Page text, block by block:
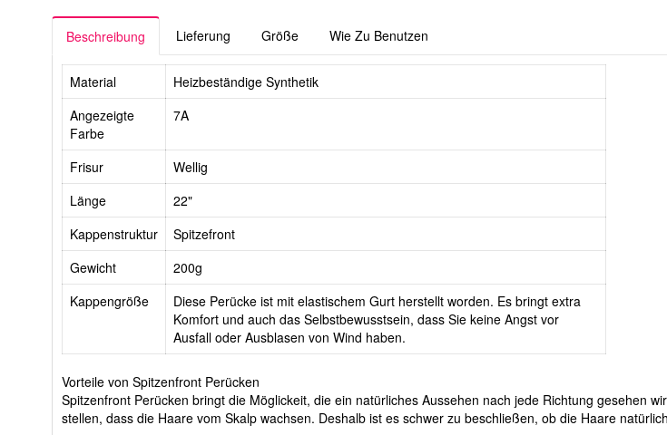
Beschreibung Lieferung Größe Wie Zu Benutzen
Material
Heizbeständige Synthetik
Angezeigte
Farbe
7A
Frisur
Wellig
Länge
22"
Kappenstruktur
Spitzefront
Gewicht
200g
Kappengröße
Diese Perücke ist mit elastischem Gurt herstellt worden. Es bringt extra
Komfort und auch das Selbstbewusstsein, dass Sie keine Angst vor
Ausfall oder Ausblasen von Wind haben.
Vorteile von Spitzenfront Perücken
Spitzenfront Perücken bringt die Möglickeit, die ein natürliches Aussehen nach jede Richtung gesehen
stellen, dass die Haare vom Skalp wachsen. Deshalb ist es schwer zu beschließen, ob die Haare